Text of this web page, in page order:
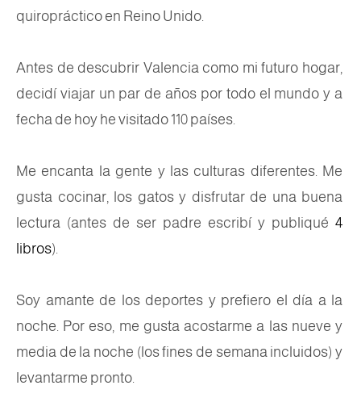
quiropráctico en Reino Unido.
Antes de descubrir Valencia como mi futuro hogar,
decidí viajar un par de años por todo el mundo y a
fecha de hoy he visitado 110 países.
Me encanta la gente y las culturas diferentes. Me
gusta cocinar, los gatos y disfrutar de una buena
lectura (antes de ser padre escribí y publiqué4
libros).
Soy amante de los deportes y prefiero el día a la
noche. Por eso, me gusta acostarme a las nueve y
media de la noche (los fines de semana incluidos) y
levantarme pronto.